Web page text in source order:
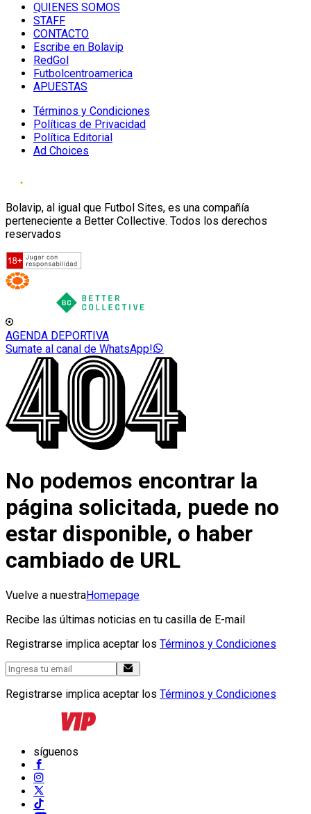
QUIENES SOMOS
STAFF
CONTACTO
Escribe en Bolavip
RedGol
Futbolcentroamerica
APUESTAS
Términos y Condiciones
Políticas de Privacidad
Política Editorial
Ad Choices
Bolavip, al igual que Futbol Sites, es una compañía
perteneciente a Better Collective. Todos los derechos
reservados
AGENDA DEPORTIVA
Sumate al canal de WhatsApp!
No podemos encontrar la
página solicitada, puede no
estar disponible, o haber
cambiado de URL
Vuelve a nuestraHomepage
Recibe las últimas noticias en tu casilla de E-mail
Registrarse implica aceptar los Términos y Condiciones
Registrarse implica aceptar los Términos y Condiciones
síguenos